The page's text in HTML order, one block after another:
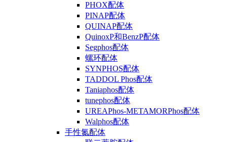
PHOX配体
PINAP配体
QUINAP配体
QuinoxP和BenzP配体
Segphos配体
螺环配体
SYNPHOS配体
TADDOL Phos配体
Taniaphos配体
tunephos配体
UREAPhos-METAMORPhos配体
Walphos配体
手性氮配体